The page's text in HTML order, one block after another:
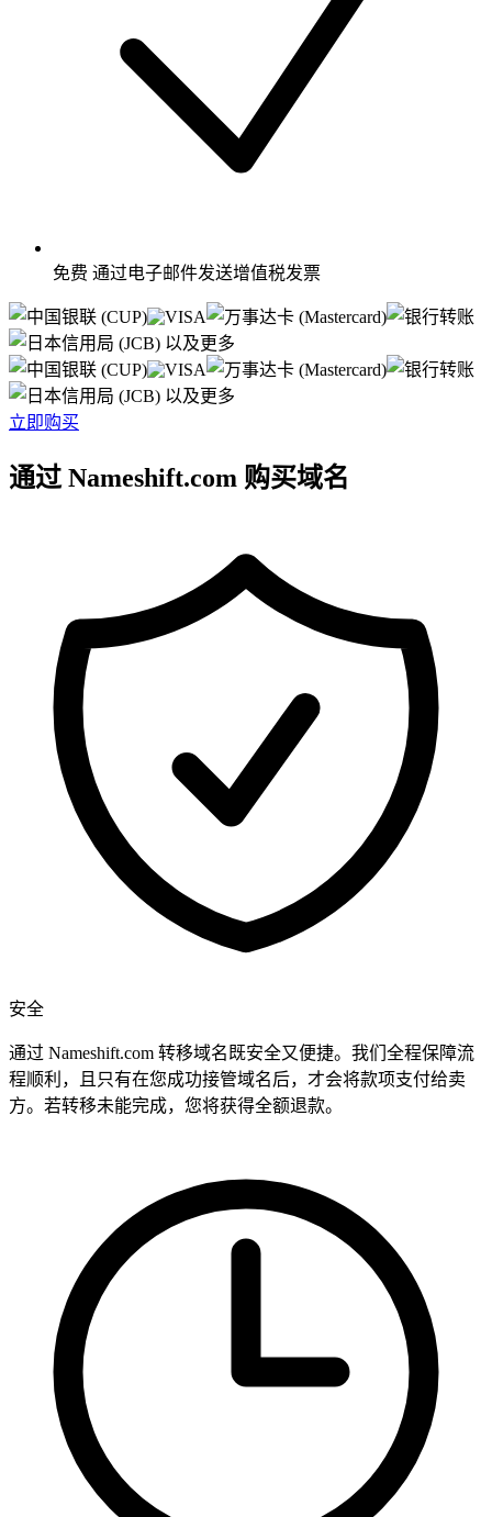
免费 通过电子邮件发送增值税发票
以及更多
以及更多
立即购买
通过 Nameshift.com 购买域名
安全
通过 Nameshift.com 转移域名既安全又便捷。我们全程保障流
程顺利，且只有在您成功接管域名后，才会将款项支付给卖
方。若转移未能完成，您将获得全额退款。